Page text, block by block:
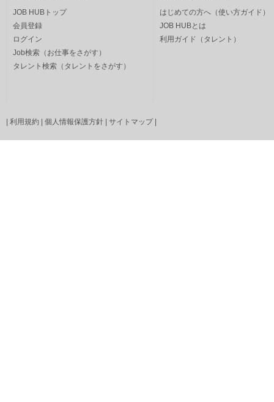
JOB HUBトップ
会員登録
ログイン
Job検索（お仕事をさがす）
タレント検索（タレントをさがす）
はじめての方へ（使い方ガイド）
JOB HUBとは
利用ガイド（タレント）
利用規約 個人情報保護方針 サイトマップ|